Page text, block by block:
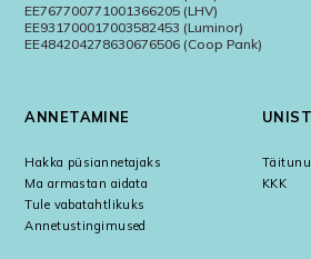
EE767700771001366205 (LHV)
EE931700017003582453 (Luminor)
EE484204278630676506 (Coop Pank)
ANNETAMINE
Hakka püsiannetajaks
Ma armastan aidata
Tule vabatahtlikuks
Annetustingimused
KKK